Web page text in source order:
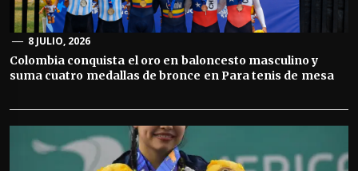
8 JULIO, 2026
Colombia conquista el oro en baloncesto masculino y
suma cuatro medallas de bronce en Para tenis de mesa